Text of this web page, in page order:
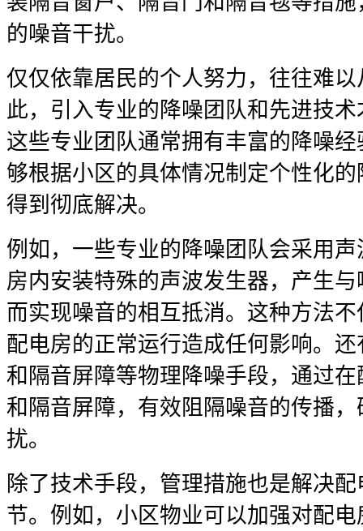
的噪音干扰。
仅仅依靠居民的个人努力，往往难
此，引入专业的降噪团队和先进技
这些专业团队通常拥有丰富的降噪
够根据小区的具体情况制定个性化
得到彻底解决。
例如，一些专业的降噪团队会采用
房内安装特殊的声波发生器，产生
而实现噪音的相互抵消。这种方法
配电房的正常运行造成任何影响。
和隔音屏障等物理降噪手段，通过
和隔音屏障，有效阻隔噪音的传播
扰。
除了技术手段，管理措施也是解决
节。例如，小区物业可以加强对配